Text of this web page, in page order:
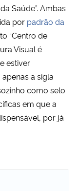
Saúde”. Ambas
por padrão da
“Centro de
Visual é
estiver
a sigla
como selo
em que a
por já